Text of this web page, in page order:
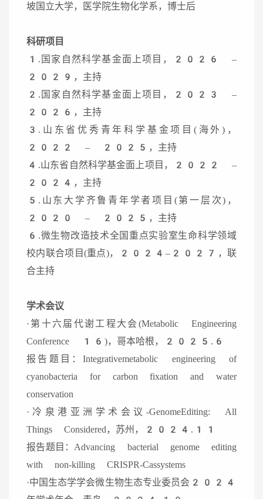
坡国立大学，医学院生物化学系，博士后
科研项目
1.国家自然科学基金面上项目，2026 –
2029，主持
2.国家自然科学基金面上项目，2023 –
2026，主持
3.山东省优秀青年科学基金项目(海外)，
2022 – 2025，主持
4.山东省自然科学基金面上项目，2022 –
2024，主持
5.山东大学齐鲁青年学者项目(第一层次)，
2020 – 2025，主持
6.微生物改造技术全国重点实验室生命科学领域
校内联合项目(重点)，2024–2027，联
合主持
学术会议
·第十六届代谢工程大会(Metabolic Engineering
Conference 16)，哥本哈根，2025.6
报告题目：Integrativemetabolic engineering of
cyanobacteria for carbon fixation and water
conservation
·冷泉港亚洲学术会议-GenomeEditing: All
Things Considered，苏州，2024.11
报告题目：Advancing bacterial genome editing
with non-killing CRISPR-Cassystems
·中国生态学学会微生物生态专业委员会2024